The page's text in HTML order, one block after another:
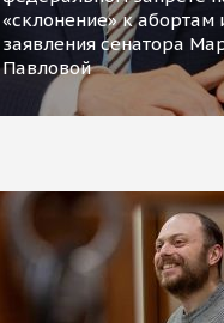
«склонение» к абортам
заявления сенатора
Павловой